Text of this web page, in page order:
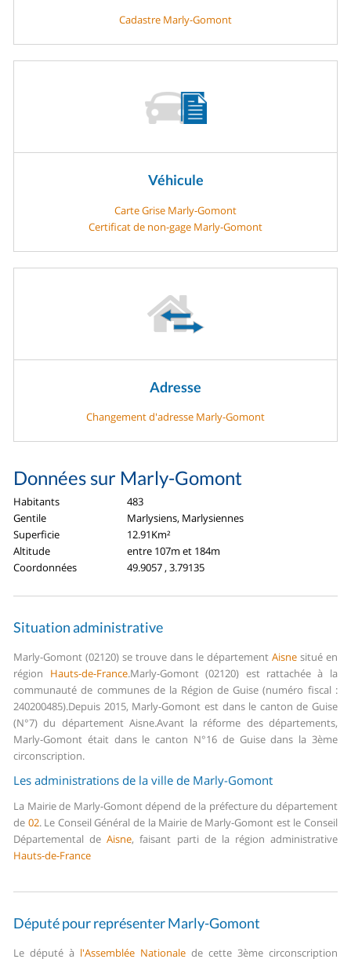
Cadastre Marly-Gomont
Véhicule
Carte Grise Marly-Gomont
Certificat de non-gage Marly-Gomont
Adresse
Changement d'adresse Marly-Gomont
Données sur Marly-Gomont
Habitants
483
Gentile
Marlysiens, Marlysiennes
Superficie
12.91Km²
Altitude
entre 107m et 184m
Coordonnées
49.9057 , 3.79135
Situation administrative
Marly-Gomont (02120) se trouve dans le département Aisnesitué en
région Hauts-de-France.Marly-Gomont (02120) est rattachée à la
communauté de communes de la Région de Guise (numéro fiscal :
240200485).Depuis 2015, Marly-Gomont est dans le canton de Guise
(N°7) du département Aisne.Avant la réforme des départements,
Marly-Gomont était dans le canton N°16 de Guise dans la 3ème
circonscription.
Les administrations de la ville de Marly-Gomont
La Mairie de Marly-Gomont dépend de la préfecture du département
de 02.Le Conseil Général de la Mairie de Marly-Gomont est le Conseil
Départemental deAisne, faisant parti de la région administrative
Hauts-de-France
Député pour représenter Marly-Gomont
Le député à l'Assemblée Nationale de cette 3ème circonscription